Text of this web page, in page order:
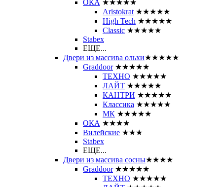
ОКА ★★★★★
Aristokrat ★★★★★
High Tech ★★★★★
Classic ★★★★★
Stabex
ЕЩЕ...
Двери из массива ольхи★★★★★
Graddoor ★★★★★
ТЕХНО ★★★★★
ЛАЙТ ★★★★★
КАНТРИ ★★★★★
Классика ★★★★★
МК ★★★★★
ОКА ★★★★
Вилейские ★★★
Stabex
ЕЩЕ...
Двери из массива сосны★★★★
Graddoor ★★★★★
ТЕХНО ★★★★★